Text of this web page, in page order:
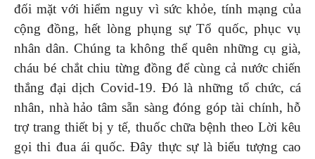
đối mặt với hiểm nguy vì sức khỏe, tính mạng của
cộng đồng, hết lòng phụng sự Tổ quốc, phục vụ
nhân dân. Chúng ta không thể quên những cụ già,
cháu bé chắt chiu từng đồng để cùng cả nước chiến
thắng đại dịch Covid-19. Đó là những tổ chức, cá
nhân, nhà hảo tâm sẵn sàng đóng góp tài chính, hỗ
trợ trang thiết bị y tế, thuốc chữa bệnh theo Lời kêu
gọi thi đua ái quốc. Đây thực sự là biểu tượng cao